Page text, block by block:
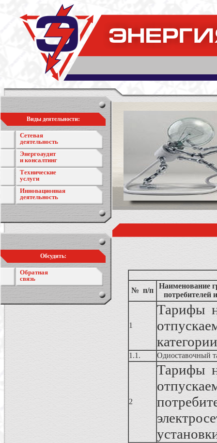
Виды деятельности:
Сетевая
деятельность
Энергоаудит
и консалтинг
Технические
услуги
Инновационная
деятельность
Обсудить:
Обратная
связь
№ п/п
Наименование
потребителей
1
Тарифы
1.1. Одиоставочный
2
Тарифы